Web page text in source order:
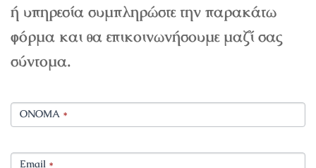
ή υπηρεσία συμπληρώστε την παρακάτω
φόρμα και θα επικοινωνήσουμε μαζί σας
σύντομα.
ΟΝΟΜΑ *
Email *